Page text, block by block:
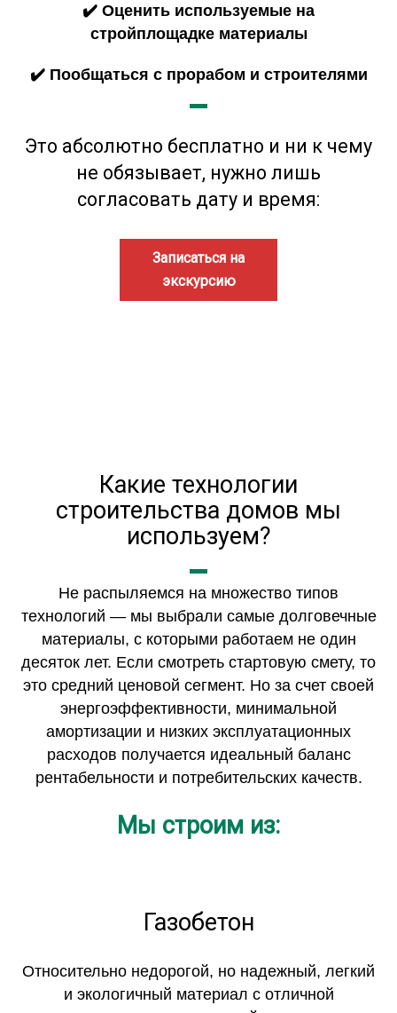
✔️ Оценить используемые на
стройплощадке материалы
✔️ Пообщаться с прорабом и строителями
Это абсолютно бесплатно и ни к чему
не обязывает, нужно лишь
согласовать дату и время:
Записаться на
экскурсию
Какие технологии
строительства домов мы
используем?
Не распыляемся на множество типов
технологий — мы выбрали самые долговечные
материалы, с которыми работаем не один
десяток лет. Если смотреть стартовую смету, то
это средний ценовой сегмент. Но за счет своей
энергоэффективности, минимальной
амортизации и низких эксплуатационных
расходов получается идеальный баланс
рентабельности и потребительских качеств.
Мы строим из:
Газобетон
Относительно недорогой, но надежный, легкий
и экологичный материал с отличной